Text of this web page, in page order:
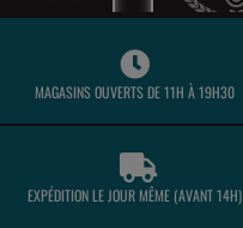
MAGASINS OUVERTS DE 11H À 19H30
EXPÉDITION LE JOUR MÊME (AVANT 14H)